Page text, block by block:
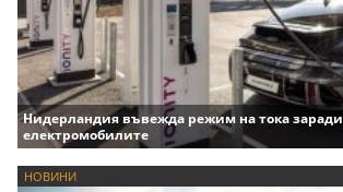
Нидерландия въвежда режим на тока заради
електромобилите
НОВИНИ